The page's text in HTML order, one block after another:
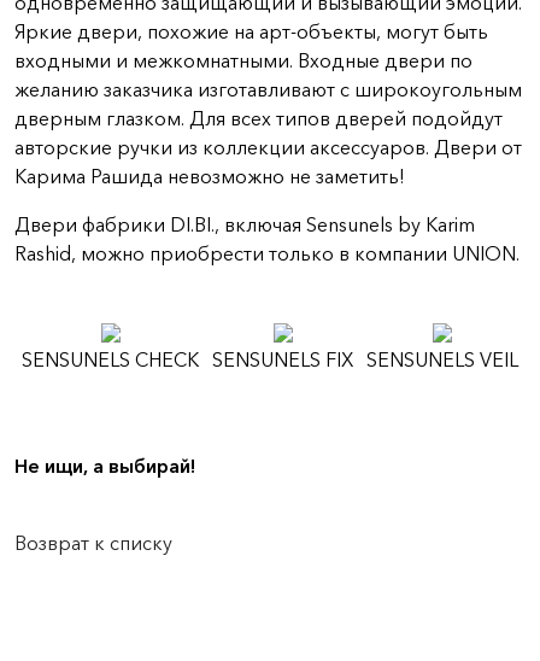
Яркие двери, похожие на арт-объекты, могут быть
входными и межкомнатными. Входные двери по
желанию заказчика изготавливают с широкоугольным
дверным глазком. Для всех типов дверей подойдут
авторские ручки из коллекции аксессуаров. Двери от
Карима Рашида невозможно не заметить!
Двери фабрики DI.BI., включая Sensunels by Karim
Rashid, можно приобрести только в компании UNION.
SENSUNELS CHECK SENSUNELS FIX SENSUNELS VEIL
Не ищи, а выбирай!
Возврат к списку